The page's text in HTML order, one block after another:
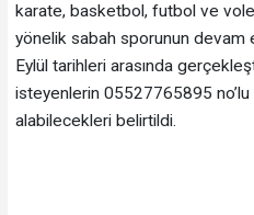
karate, basketbol, futbol ve
yönelik sabah sporunun
Eylül tarihleri arasında
isteyenlerin 05527765895
alabilecekleri belirtildi.